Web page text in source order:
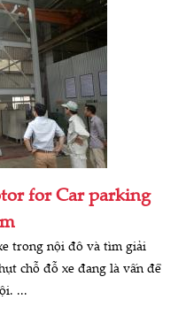
for Car parking
trong nội đô và tìm giải
chỗ đỗ xe đang là vấn đề
...